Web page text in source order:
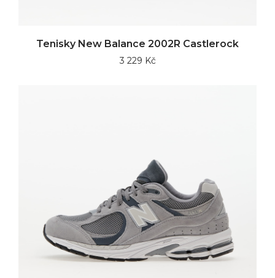
Tenisky New Balance 2002R Castlerock
3 229 Kč